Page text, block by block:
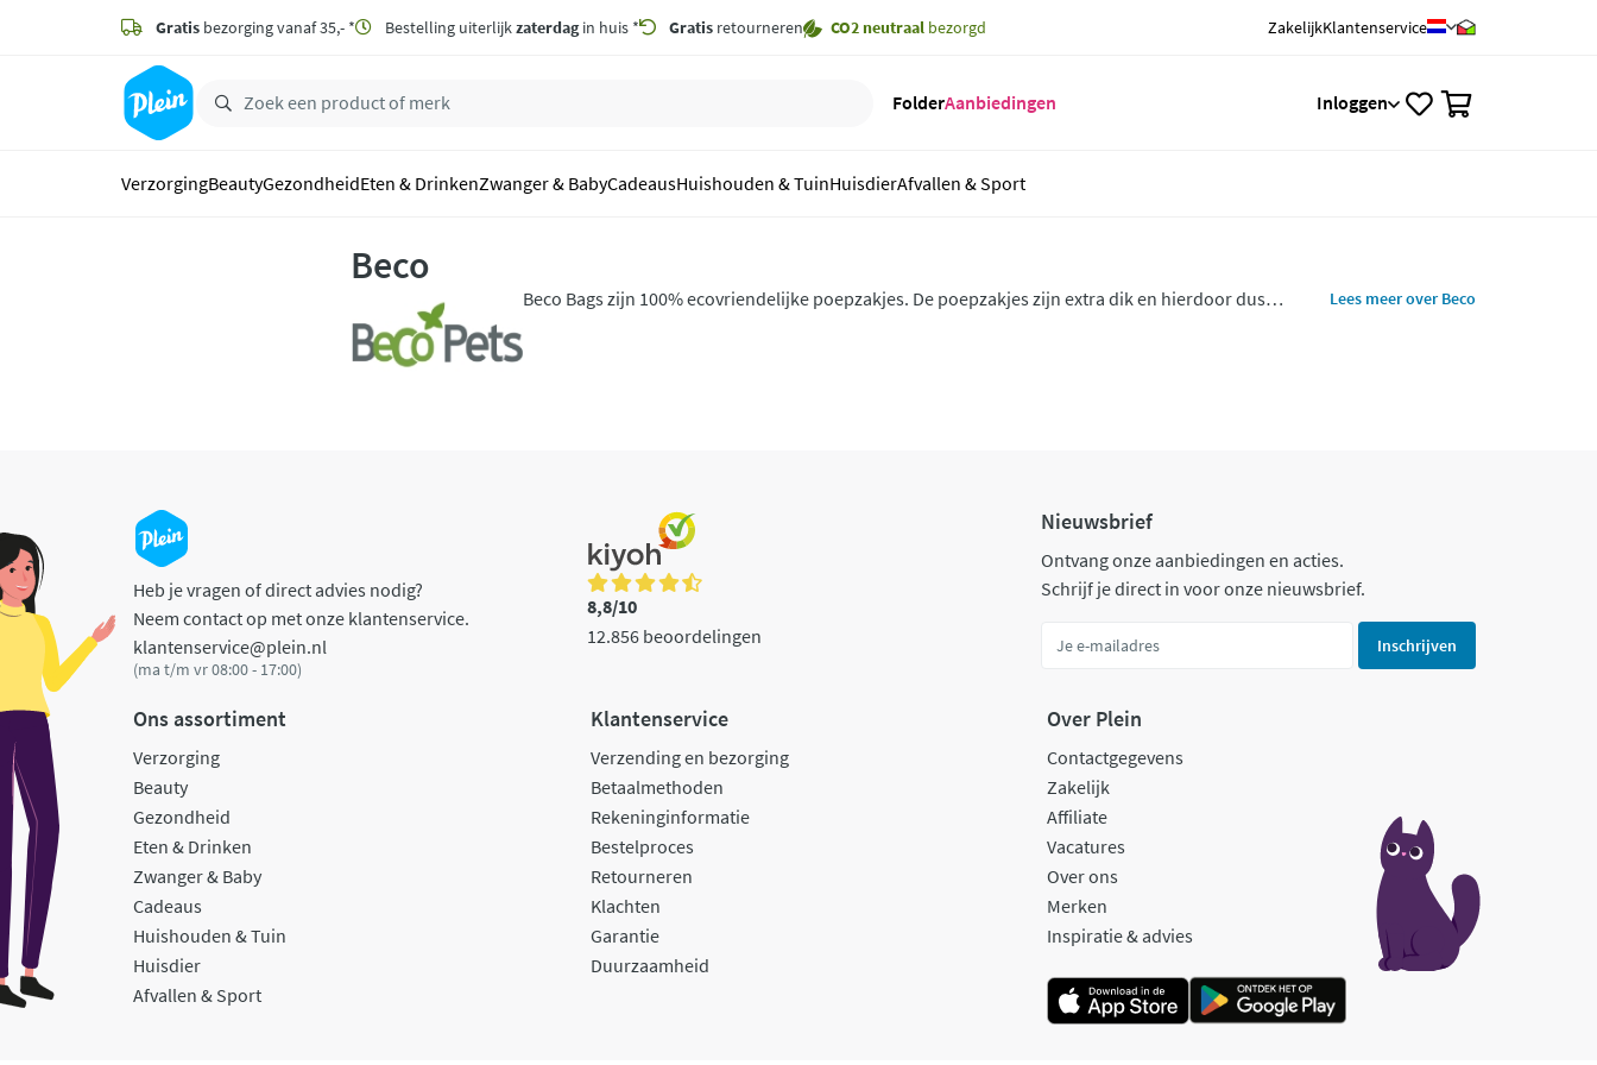
zoeken
hoofdinhoud
Gratis bezorging vanaf 35,- * Bestelling uiterlijkzaterdagin huis * Gratis retourneren CO2 neutraal bezorgd ZakelijkKlantenservice
FolderAanbiedingen Inloggen
VerzorgingBeautyGezondheidEten & DrinkenZwanger & BabyCadeausHuishouden & TuinHuisdierAfvallen & Sport
Beco
Beco Bags zijn 100% ecovriendelijke poepzakjes. De poepzakjes zijn extra dik en hierdoor dus
Lees meer over Beco
Heb je vragen of direct advies nodig?
Neem contact op met onze klantenservice.
klantenservice@plein.nl
(ma t/m vr 08:00 - 17:00)
8,8/10
12.856 beoordelingen
Nieuwsbrief
Ontvang onze aanbiedingen en acties.
Schrijf je direct in voor onze nieuwsbrief.
Inschrijven
Ons assortiment
Verzorging
Beauty
Gezondheid
Eten & Drinken
Zwanger & Baby
Cadeaus
Huishouden & Tuin
Huisdier
Afvallen & Sport
Klantenservice
Verzending en bezorging
Betaalmethoden
Rekeninginformatie
Bestelproces
Retourneren
Klachten
Garantie
Duurzaamheid
Over Plein
Contactgegevens
Zakelijk
Affiliate
Vacatures
Over ons
Merken
Inspiratie & advies